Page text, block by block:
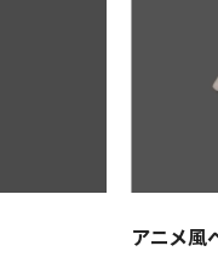
アニメ風